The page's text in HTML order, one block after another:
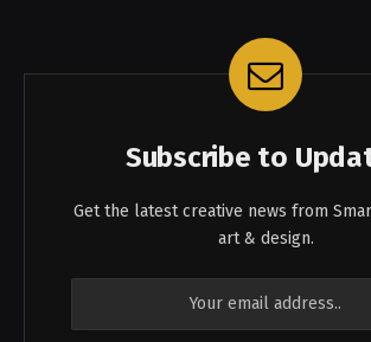
Subscribe to
Get the latest creative news from
art & design.